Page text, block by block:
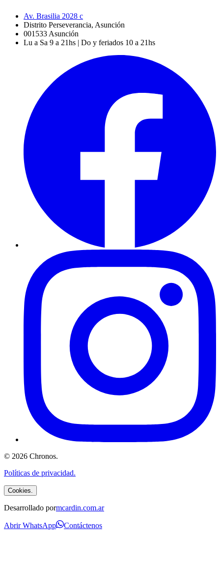
Av. Brasilia 2028 c
Distrito Perseverancia, Asunción
001533 Asunción
Lu a Sa 9 a 21hs | Do y feriados 10 a 21hs
© 2026 Chronos.
Políticas de privacidad.
Cookies.
Desarrollado pormcardin.com.ar
Abrir WhatsApp Contáctenos